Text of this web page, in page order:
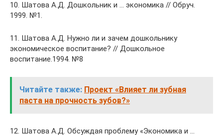
10. Шатова А.Д. Дошкольник и … экономика // Обруч.
1999. №1.
11. Шатова А.Д. Нужно ли и зачем дошкольнику
экономическое воспитание? // Дошкольное
воспитание.1994. №8
Читайте также: Проект «Влияет ли зубная
паста на прочность зубов?»
12. Шатова А.Д. Обсуждая проблему «Экономика и …